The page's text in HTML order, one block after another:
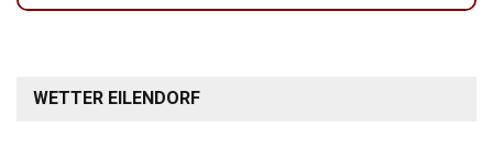
WETTER EILENDORF